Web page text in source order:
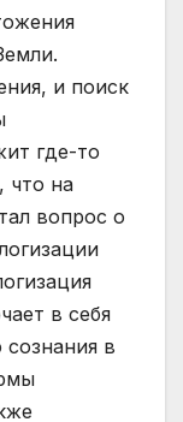
и поиск
где-то
что на
вопрос о
в себя
в